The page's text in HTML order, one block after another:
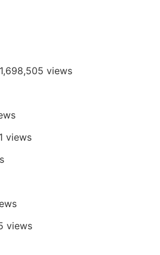
views
views
views